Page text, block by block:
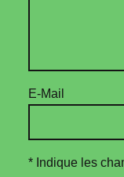
E-Mail
* Indique les